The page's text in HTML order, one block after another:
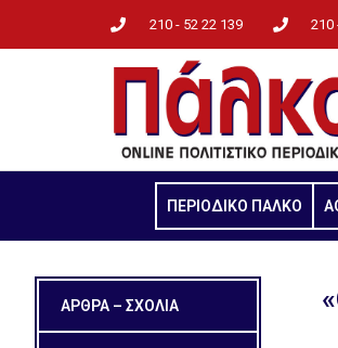
210 - 52 22 139 210
ΠΕΡΙΟΔΙΚΟ ΠΑΛΚΟ
ΑΡΘΡΑ – ΣΧΟΛΙΑ